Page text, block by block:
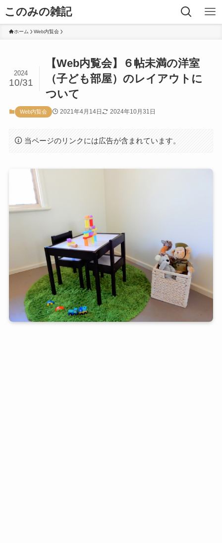
このみの雑記
ホーム Web内覧会
【Web内覧会】６帖未満の洋室
（子ども部屋）のレイアウトに
ついて
2024
10/31
Web内覧会 2021年4月14日 2024年10月31日
当ページのリンクには広告が含まれています。